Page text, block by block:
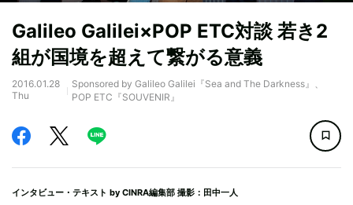
Galileo Galilei×POP ETC対談 若き2
組が国境を超えて繋がる意義
2016.01.28
Thu
Sponsored by Galileo Galilei『Sea and The Darkness』、
POP ETC『SOUVENIR』
インタビュー・テキスト by CINRA編集部 撮影：田中一人